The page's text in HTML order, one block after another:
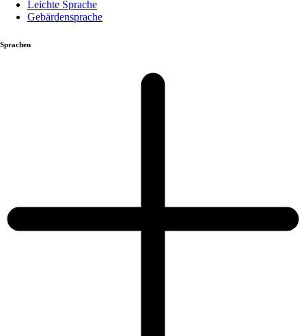
Leichte Sprache
Gebärdensprache
Sprachen